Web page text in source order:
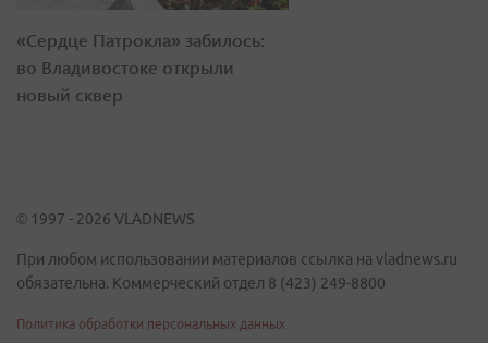
«Сердце Патрокла» забилось:
во Владивостоке открыли
новый сквер
© 1997 - 2026 VLADNEWS
При любом использовании материалов ссылка на vladnews.ru
обязательна. Коммерческий отдел 8 (423) 249-8800
Политика обработки персональных данных